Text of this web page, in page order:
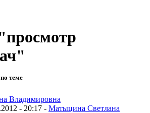
теме
- 20:17 - Матыцина Светлана